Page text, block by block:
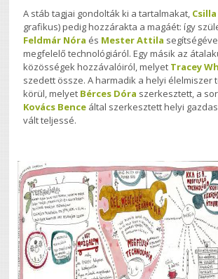
A stáb tagjai gondolták ki a tartalmakat, Csilla
grafikus) pedig hozzárakta a magáét: így
Feldmár Nóra és Mester Attila
megfelelő technológiáról. Egy másik az
közösségek hozzávalóiról, melyet Tracey
szedett össze. A harmadik a helyi élelmiszer
körül, melyet Bérces Dóra szerkesztett, a
Kovács Bence által szerkesztett helyi
vált teljessé.